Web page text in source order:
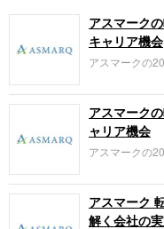
アスマーク
キャリア機会
アスマークの
により戦略的
MR事業に加え
大しています
どの事業で、
アスマーク
ャリア機会
アスマークの
新。調査手法
ち上げ「デー
大幅投資を行
など専門職種
アスマーク
解く会社の